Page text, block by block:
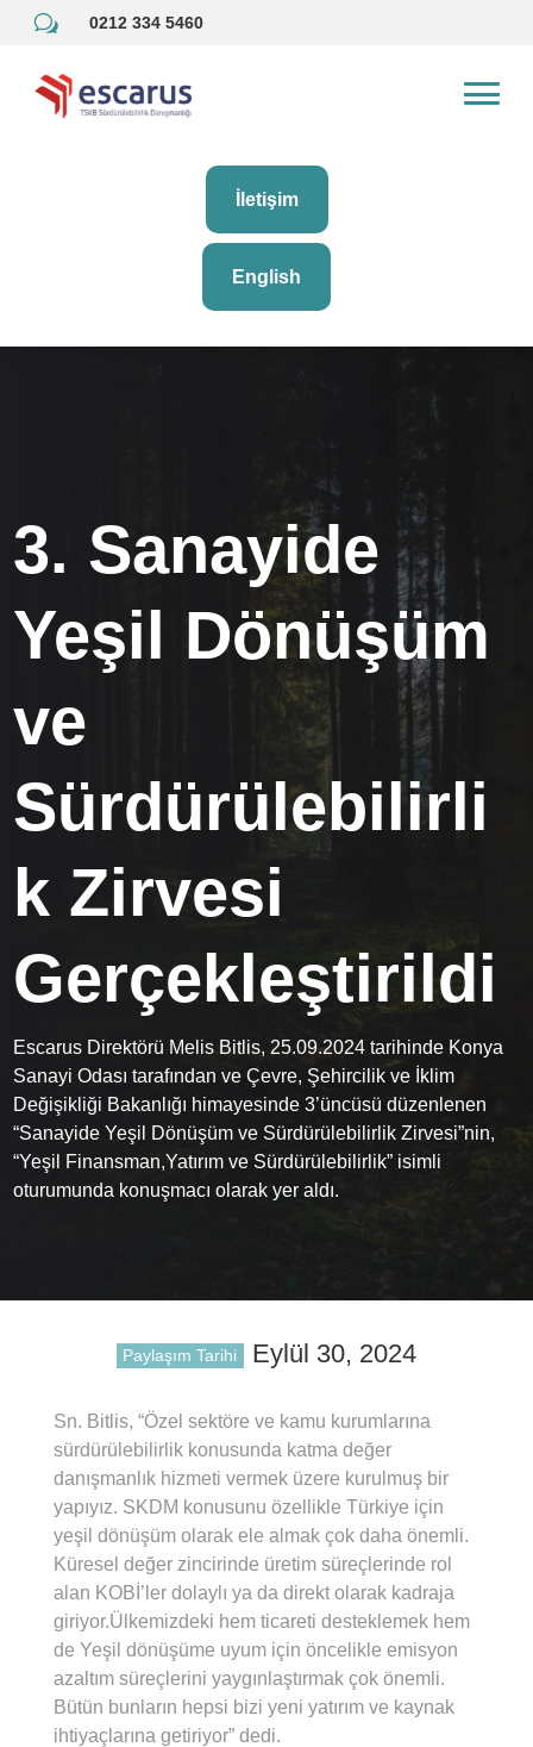
w 0212 334 5460
İletişim
English
3. Sanayide
Yeşil Dönüşüm
ve
Sürdürülebilirli
k Zirvesi
Gerçekleştirildi
Escarus Direktörü Melis Bitlis, 25.09.2024 tarihinde Konya
Sanayi Odası tarafından ve Çevre, Şehircilik ve İklim
Değişikliği Bakanlığı himayesinde 3’üncüsü düzenlenen
“Sanayide Yeşil Dönüşüm ve Sürdürülebilirlik Zirvesi”nin,
“Yeşil Finansman,Yatırım ve Sürdürülebilirlik” isimli
oturumunda konuşmacı olarak yer aldı.
Paylaşım Tarihi Eylül 30, 2024
Sn. Bitlis, “Özel sektöre ve kamu kurumlarına
sürdürülebilirlik konusunda katma değer
danışmanlık hizmeti vermek üzere kurulmuş bir
yapıyız. SKDM konusunu özellikle Türkiye için
yeşil dönüşüm olarak ele almak çok daha önemli.
Küresel değer zincirinde üretim süreçlerinde rol
alan KOBİ’ler dolaylı ya da direkt olarak kadraja
giriyor.Ülkemizdeki hem ticareti desteklemek hem
de Yeşil dönüşüme uyum için öncelikle emisyon
azaltım süreçlerini yaygınlaştırmak çok önemli.
Bütün bunların hepsi bizi yeni yatırım ve kaynak
ihtiyaçlarına getiriyor” dedi.